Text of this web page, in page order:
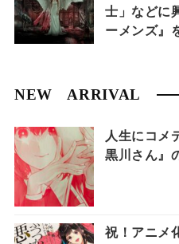
士」などに
ーメンズ』
NEW ARRIVAL
人生にコメ
黒川さん』
祝！アニメ